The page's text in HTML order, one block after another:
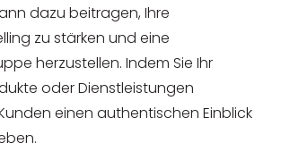
dazu beitragen, Ihre
zu stärken und eine
herzustellen. Indem Sie Ihr
oder Dienstleistungen
einen authentischen Einblick